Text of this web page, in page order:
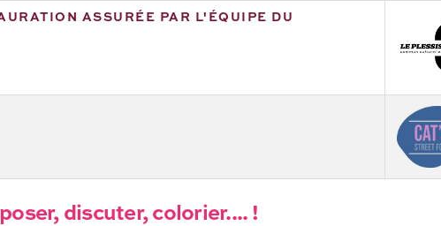
ASSURÉE PAR L'ÉQUIPE DU
discuter, colorier.... !